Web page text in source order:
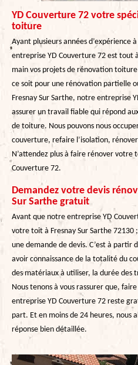
YD Couverture 72 votre
toiture
Ayant plusieurs années d’expérience
entreprise YD Couverture 72 est tout
main vos projets de rénovation
ce soit pour une rénovation partielle
Fresnay Sur Sarthe, notre entreprise
assurer un travail fiable qui répond
de toiture. Nous pouvons nous
couverture, refaire l’isolation,
N’attendez plus à faire rénover votre
Couverture 72.
Demandez votre devis
Sur Sarthe gratuit
Avant que notre entreprise YD
votre toit à Fresnay Sur Sarthe 72130
une demande de devis. C’est à partir
avoir connaissance de la totalité du
des matériaux à utiliser, la durée des
Nous tenons à vous rassurer que,
entreprise YD Couverture 72 reste
part. Et en moins de 24 heures, nous
réponse bien détaillée.